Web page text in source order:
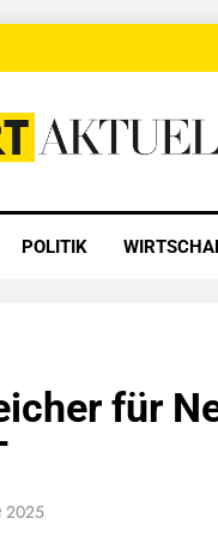
POLITIK
für
2025